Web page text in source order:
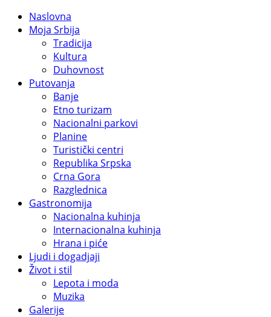
Naslovna
Moja Srbija
Tradicija
Kultura
Duhovnost
Putovanja
Banje
Etno turizam
Nacionalni parkovi
Planine
Turistički centri
Republika Srpska
Crna Gora
Razglednica
Gastronomija
Nacionalna kuhinja
Internacionalna kuhinja
Hrana i piće
Ljudi i dogadjaji
Život i stil
Lepota i moda
Muzika
Galerije